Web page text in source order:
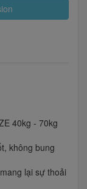
40kg - 70kg
không bung
lại sự thoải